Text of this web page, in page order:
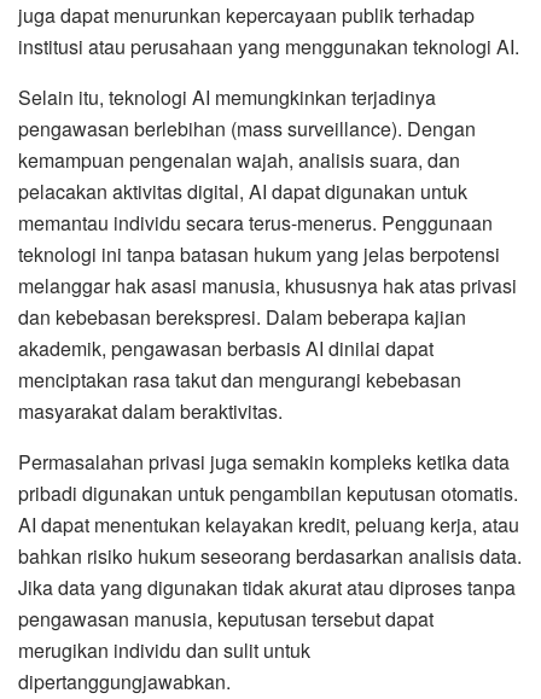
juga dapat menurunkan kepercayaan publik terhadap
institusi atau perusahaan yang menggunakan teknologi AI.
Selain itu, teknologi AI memungkinkan terjadinya
pengawasan berlebihan (mass surveillance). Dengan
kemampuan pengenalan wajah, analisis suara, dan
pelacakan aktivitas digital, AI dapat digunakan untuk
memantau individu secara terus-menerus. Penggunaan
teknologi ini tanpa batasan hukum yang jelas berpotensi
melanggar hak asasi manusia, khususnya hak atas privasi
dan kebebasan berekspresi. Dalam beberapa kajian
akademik, pengawasan berbasis AI dinilai dapat
menciptakan rasa takut dan mengurangi kebebasan
masyarakat dalam beraktivitas.
Permasalahan privasi juga semakin kompleks ketika data
pribadi digunakan untuk pengambilan keputusan otomatis.
AI dapat menentukan kelayakan kredit, peluang kerja, atau
bahkan risiko hukum seseorang berdasarkan analisis data.
Jika data yang digunakan tidak akurat atau diproses tanpa
pengawasan manusia, keputusan tersebut dapat
merugikan individu dan sulit untuk
dipertanggungjawabkan.